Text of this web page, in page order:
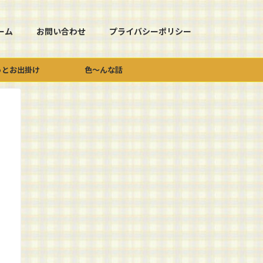
ム お問い合わせ プライバシーポリシー
お出掛け 色～んな話